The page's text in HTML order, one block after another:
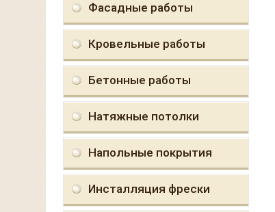
Фасадные работы
Кровельные работы
Бетонные работы
Натяжные потолки
Напольные покрытия
Инсталляция фрески